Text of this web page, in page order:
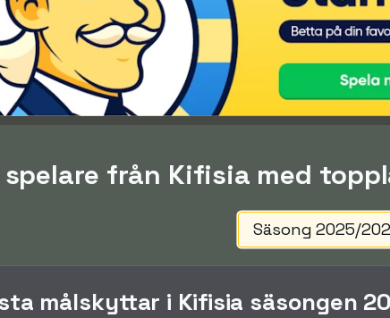
spelare från Kifisia med
målskyttar i Kifisia säsongen